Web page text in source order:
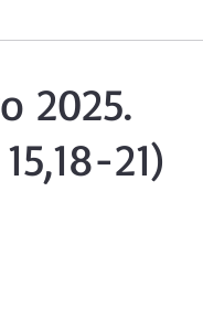
2025.
21)